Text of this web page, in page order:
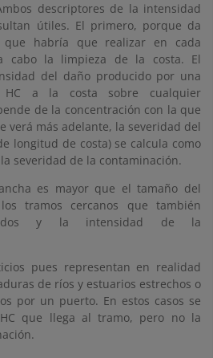
descriptores de la intensidad
útiles. El primero, porque da
habría que realizar en cada
cabo la limpieza de la costa. El
del daño producido por una
HC a la costa sobre cualquier
de la concentración con la que
verá más adelante, la severidad del
longitud de costa) se calcula como
severidad de la contaminación.
es mayor que el tamaño del
tramos cercanos que también
y la intensidad de la
pues representan en realidad
de ríos y estuarios estrechos o
por un puerto. En estos casos se
que llega al tramo, pero no la